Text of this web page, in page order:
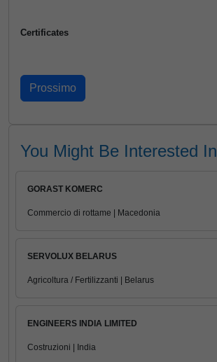
Certificates
You Might Be Interested In
GORAST KOMERC
Commercio di rottame | Macedonia
SERVOLUX BELARUS
Agricoltura / Fertilizzanti | Belarus
ENGINEERS INDIA LIMITED
Costruzioni | India